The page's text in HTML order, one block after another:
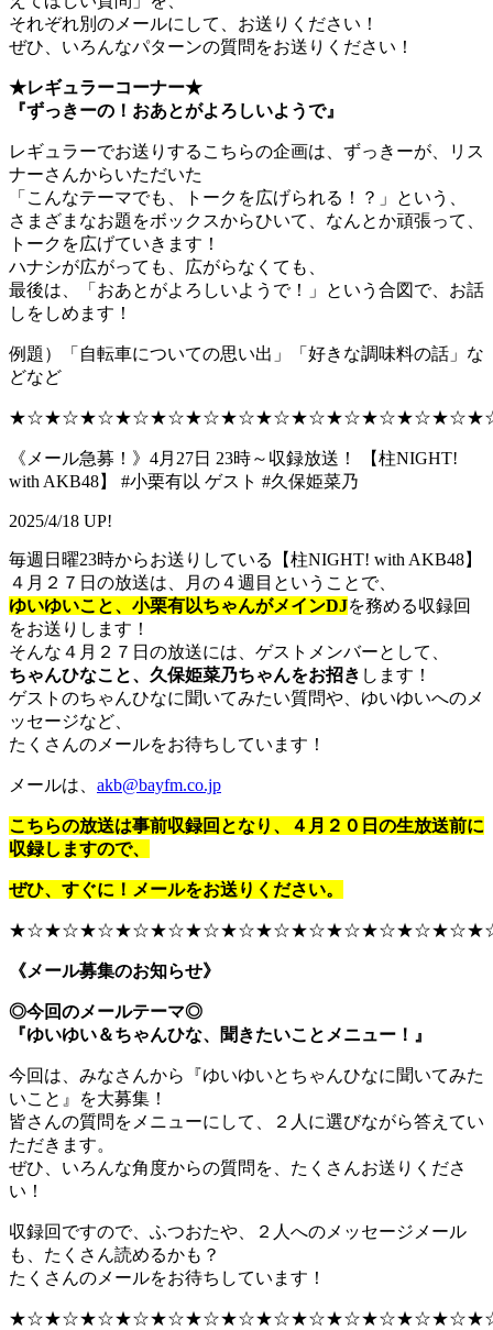
それぞれ別のメールにして、お送りください！
ぜひ、いろんなパターンの質問をお送りください！
★レギュラーコーナー★
『ずっきーの！おあとがよろしいようで』
レギュラーでお送りするこちらの企画は、ずっきーが、リス
ナーさんからいただいた
「こんなテーマでも、トークを広げられる！？」という、
さまざまなお題をボックスからひいて、なんとか頑張って、
トークを広げていきます！
ハナシが広がっても、広がらなくても、
最後は、「おあとがよろしいようで！」という合図で、お話
しをしめます！
例題）「自転車についての思い出」「好きな調味料の話」な
どなど
《メール急募！》4月27日 23時～収録放送！ 【柱NIGHT!
with AKB48】 #小栗有以 ゲスト #久保姫菜乃
2025/4/18 UP!
毎週日曜23時からお送りしている【柱NIGHT! with AKB48】
４月２７日の放送は、月の４週目ということで、
ゆいゆいこと、小栗有以ちゃんがメインDJを務める収録回
をお送りします！
そんな４月２７日の放送には、ゲストメンバーとして、
ちゃんひなこと、久保姫菜乃ちゃんをお招き します！
ゲストのちゃんひなに聞いてみたい質問や、ゆいゆいへのメ
ッセージなど、
たくさんのメールをお待ちしています！
メールは、 akb@bayfm.co.jp
こちらの放送は事前収録回となり、４月２０日の生放送前に
収録しますので、
ぜひ、すぐに！メールをお送りください。
《メール募集のお知らせ》
◎今回のメールテーマ◎
『ゆいゆい＆ちゃんひな、聞きたいことメニュー！』
今回は、みなさんから『ゆいゆいとちゃんひなに聞いてみた
いこと』を大募集！
皆さんの質問をメニューにして、２人に選びながら答えてい
ただきます。
ぜひ、いろんな角度からの質問を、たくさんお送りくださ
い！
収録回ですので、ふつおたや、２人へのメッセージメール
も、たくさん読めるかも？
たくさんのメールをお待ちしています！